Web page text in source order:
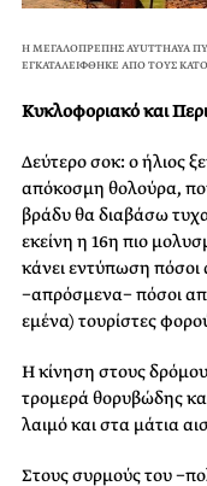
Η ΜΕΓΑΛΟΠΡΕΠΗΣ AYUTTHAYA
ΕΓΚΑΤΑΛΕΙΦΘΗΚΕ ΑΠΟ ΤΟΥΣ
Κυκλοφοριακό και
Δεύτερο σοκ: ο ήλιος
απόκοσμη θολούρα,
βράδυ θα διαβάσω
εκείνη η 16η πιο
κάνει εντύπωση πόσοι
−απρόσμενα− πόσοι
εμένα) τουρίστες
Η κίνηση στους
τρομερά θορυβώδης
λαιμό και στα μάτια
Στους συρμούς του